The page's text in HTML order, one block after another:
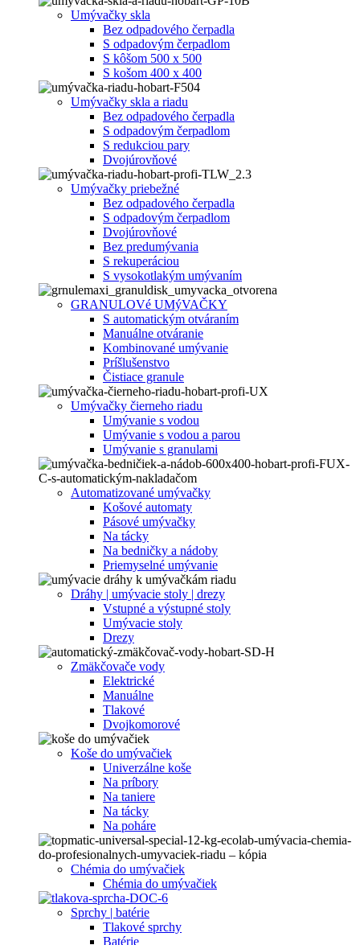
Umývačky skla
Bez odpadového čerpadla
S odpadovým čerpadlom
S kôšom 500 x 500
S košom 400 x 400
Umývačky skla a riadu
Bez odpadového čerpadla
S odpadovým čerpadlom
S redukciou pary
Dvojúrovňové
Umývačky priebežné
Bez odpadového čerpadla
S odpadovým čerpadlom
Dvojúrovňové
Bez predumývania
S rekuperáciou
S vysokotlakým umývaním
GRANULOVé UMýVAČKY
S automatickým otváraním
Manuálne otváranie
Kombinované umývanie
Príšlušenstvo
Čistiace granule
Umývačky čierneho riadu
Umývanie s vodou
Umývanie s vodou a parou
Umývanie s granulami
Automatizované umývačky
Košové automaty
Pásové umývačky
Na tácky
Na bedničky a nádoby
Priemyselné umývanie
Dráhy | umývacie stoly | drezy
Vstupné a výstupné stoly
Umývacie stoly
Drezy
Zmäkčovače vody
Elektrické
Manuálne
Tlakové
Dvojkomorové
Koše do umývačiek
Univerzálne koše
Na príbory
Na taniere
Na tácky
Na poháre
Chémia do umývačiek
Chémia do umývačiek
Sprchy | batérie
Tlakové sprchy
Batérie